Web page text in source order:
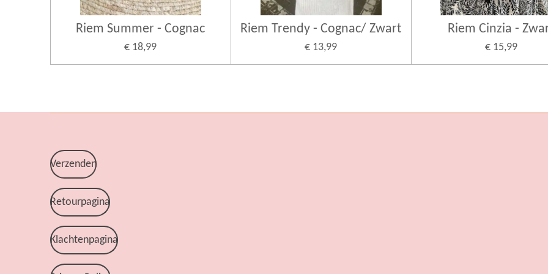
Riem Summer - Cognac
€ 18,99
Riem Trendy - Cognac/ Zwart
€ 13,99
Riem Cinzia -
€ 15,99
Verzenden
Retourpagina
Klachtenpagina